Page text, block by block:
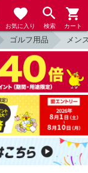
お気に入り 検索 カート
ゴルフ用品 メン